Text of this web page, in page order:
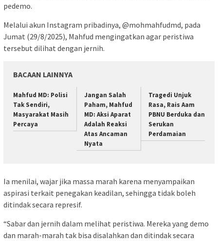
pedemo.
Melalui akun Instagram pribadinya, @mohmahfudmd, pada
Jumat (29/8/2025), Mahfud mengingatkan agar peristiwa
tersebut dilihat dengan jernih.
BACAAN LAINNYA
Mahfud MD: Polisi
Tak Sendiri,
Masyarakat Masih
Percaya
Jangan Salah
Paham, Mahfud
MD: Aksi Aparat
Adalah Reaksi
Atas Ancaman
Nyata
Tragedi Unjuk
Rasa, Rais Aam
PBNU Berduka dan
Serukan
Perdamaian
Ia menilai, wajar jika massa marah karena menyampaikan
aspirasi terkait penegakan keadilan, sehingga tidak boleh
ditindak secara represif.
“Sabar dan jernih dalam melihat peristiwa. Mereka yang demo
dan marah-marah tak bisa disalahkan dan ditindak secara